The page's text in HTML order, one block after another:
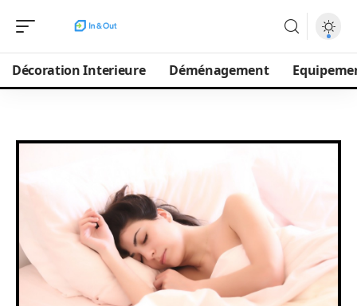
Décoration Interieure Déménagement